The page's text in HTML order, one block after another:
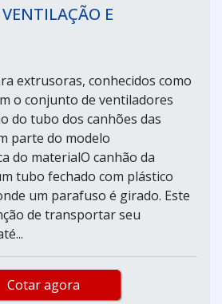
E
extrusoras, conhecidos como
o conjunto de ventiladores
do tubo dos canhões das
parte do modelo
do materialO canhão da
tubo fechado com plástico
um parafuso é girado. Este
de transportar seu
Cotar agora